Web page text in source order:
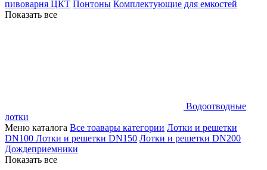
пивоварня ЦКТ Понтоны Комплектующие для емкостей
Показать все
Водоотводные
лотки
Меню каталога Все тоавары категории Лотки и решетки
DN100 Лотки и решетки DN150 Лотки и решетки DN200
Дождеприемники
Показать все